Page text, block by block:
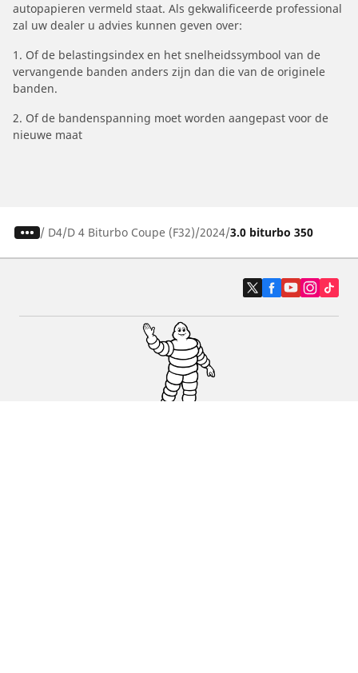
autopapieren vermeld staat. Als gekwalificeerde professional
zal uw dealer u advies kunnen geven over:
1. Of de belastingsindex en het snelheidssymbool van de
vervangende banden anders zijn dan die van de originele
banden.
2. Of de bandenspanning moet worden aangepast voor de
nieuwe maat
/ D4 D 4 Biturbo Coupe (F32) 2024 3.0 biturbo 350